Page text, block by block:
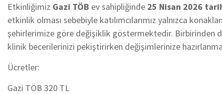
Etkinliğimiz Gazi TÖB ev sahipliğinde 25 Nisan 2026
etkinlik olması sebebiyle katılımcılarımız yalnızca
şehirlerimize göre değişiklik göstermektedir. Birbirinden
klinik becerilerinizi pekiştirirken değişimlerinize
Ücretler:
Gazi TÖB 320 TL